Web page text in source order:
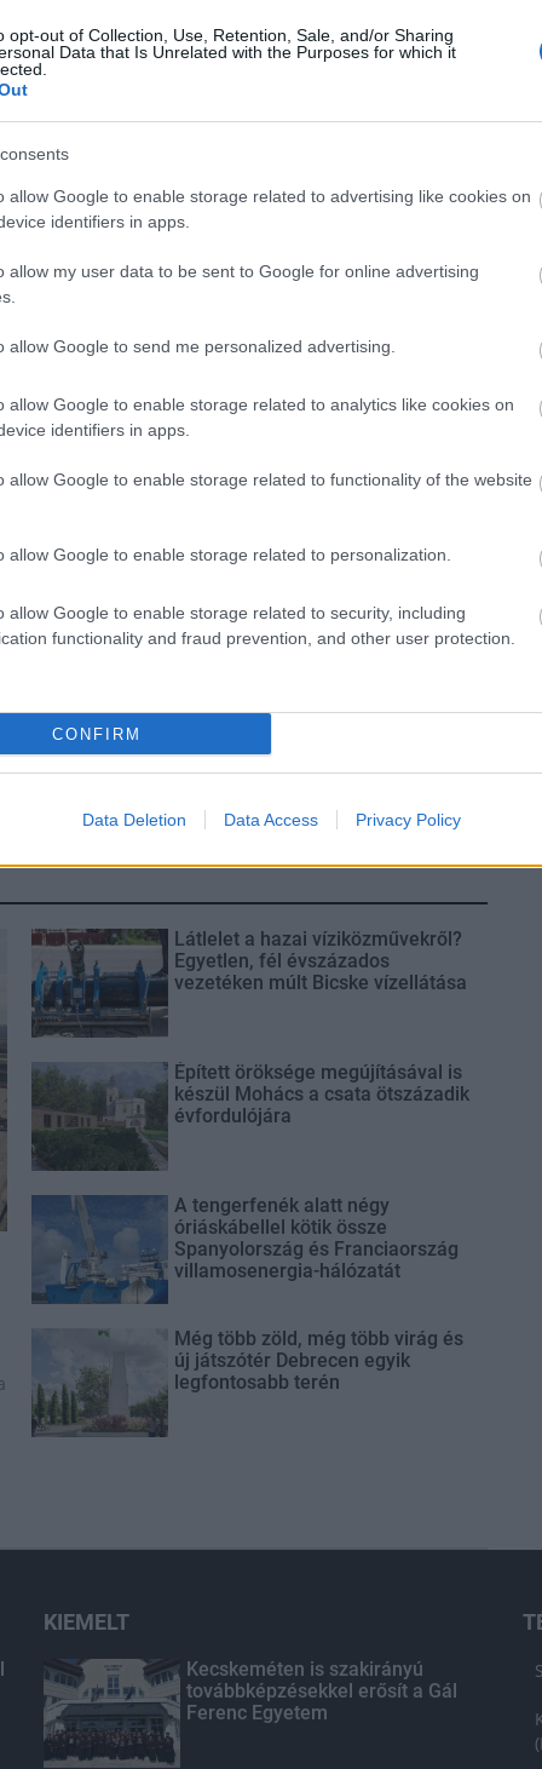
opt-out of Collection, Use, Retention, Sale, and/or Sharing
Data that Is Unrelated with the Purposes for which it
allow Google to enable storage related to advertising like cookies on
identifiers in apps.
allow my user data to be sent to Google for online advertising
allow Google to send me personalized advertising.
allow Google to enable storage related to analytics like cookies on
identifiers in apps.
allow Google to enable storage related to functionality of the website
allow Google to enable storage related to personalization.
allow Google to enable storage related to security, including
functionality and fraud prevention, and other user protection.
CONFIRM
Data Deletion Data Access Privacy Policy
általában fagypont körül alakul, de a napos
zúzmarával. Csapadék nem várható és
plusz 2, délután általában mínusz 2, plusz 3 fok
zúzmarával. Csapadék nem várható és gyenge
délután általában mínusz 2, plusz 3 fok valószínű.
fontos szerep
Itt az ÉVOSZ megoldása a
kezelésére
Látlelet a hazai víziközművekről?
Egyetlen, fél évszázados
vezetéken múlt Bicske vízellátása
Épített öröksége megújításával is
készül Mohács a csata ötszázadik
évfordulójára
A tengerfenék alatt négy
óriáskábellel kötik össze
Spanyolország és Franciaország
villamosenergia-hálózatát
Még több zöld, még több virág és
új játszótér Debrecen egyik
legfontosabb terén
KIEMELT
Kecskeméten is szakirányú
továbbképzésekkel erősít a Gál
Ferenc Egyetem